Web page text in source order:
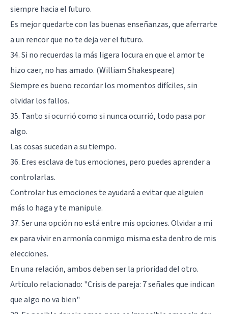
siempre hacia el futuro.
Es mejor quedarte con las buenas enseñanzas, que aferrarte
a un rencor que no te deja ver el futuro.
34. Si no recuerdas la más ligera locura en que el amor te
hizo caer, no has amado. (William Shakespeare)
Siempre es bueno recordar los momentos difíciles, sin
olvidar los fallos.
35. Tanto si ocurrió como si nunca ocurrió, todo pasa por
algo.
Las cosas sucedan a su tiempo.
36. Eres esclava de tus emociones, pero puedes aprender a
controlarlas.
Controlar tus emociones te ayudará a evitar que alguien
más lo haga y te manipule.
37. Ser una opción no está entre mis opciones. Olvidar a mi
ex para vivir en armonía conmigo misma esta dentro de mis
elecciones.
En una relación, ambos deben ser la prioridad del otro.
Artículo relacionado: "Crisis de pareja: 7 señales que indican
que algo no va bien"